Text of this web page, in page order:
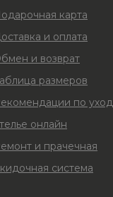
карта
и оплата
и возврат
размеров
по
онлайн
и прачечная
система